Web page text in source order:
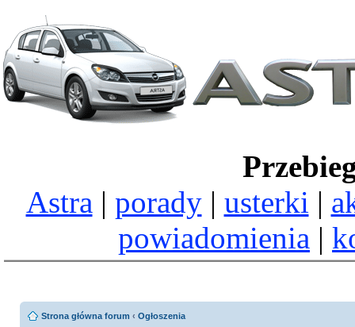
Astra | porady| usterki |
powiadomienia |
Strona główna forum ‹ Ogłoszenia